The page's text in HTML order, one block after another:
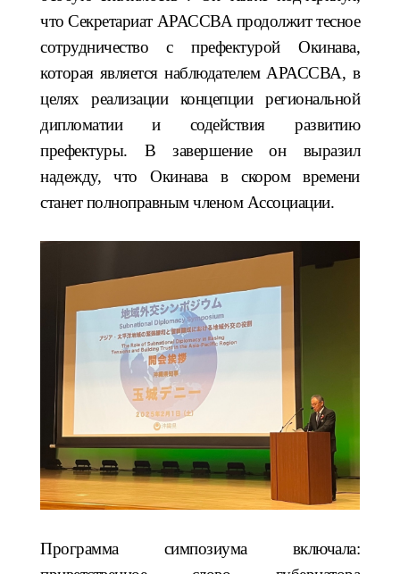
что Секретариат АРАССВА продолжит тесное
сотрудничество с префектурой Окинава,
которая является наблюдателем АРАССВА, в
целях реализации концепции региональной
дипломатии и содействия развитию
префектуры. В завершение он выразил
надежду, что Окинава в скором времени
станет полноправным членом Ассоциации.
Программа симпозиума включала: